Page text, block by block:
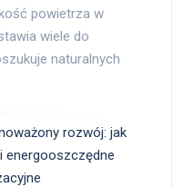
powietrza w
wiele do
naturalnych
rozwój: jak
energooszczędne